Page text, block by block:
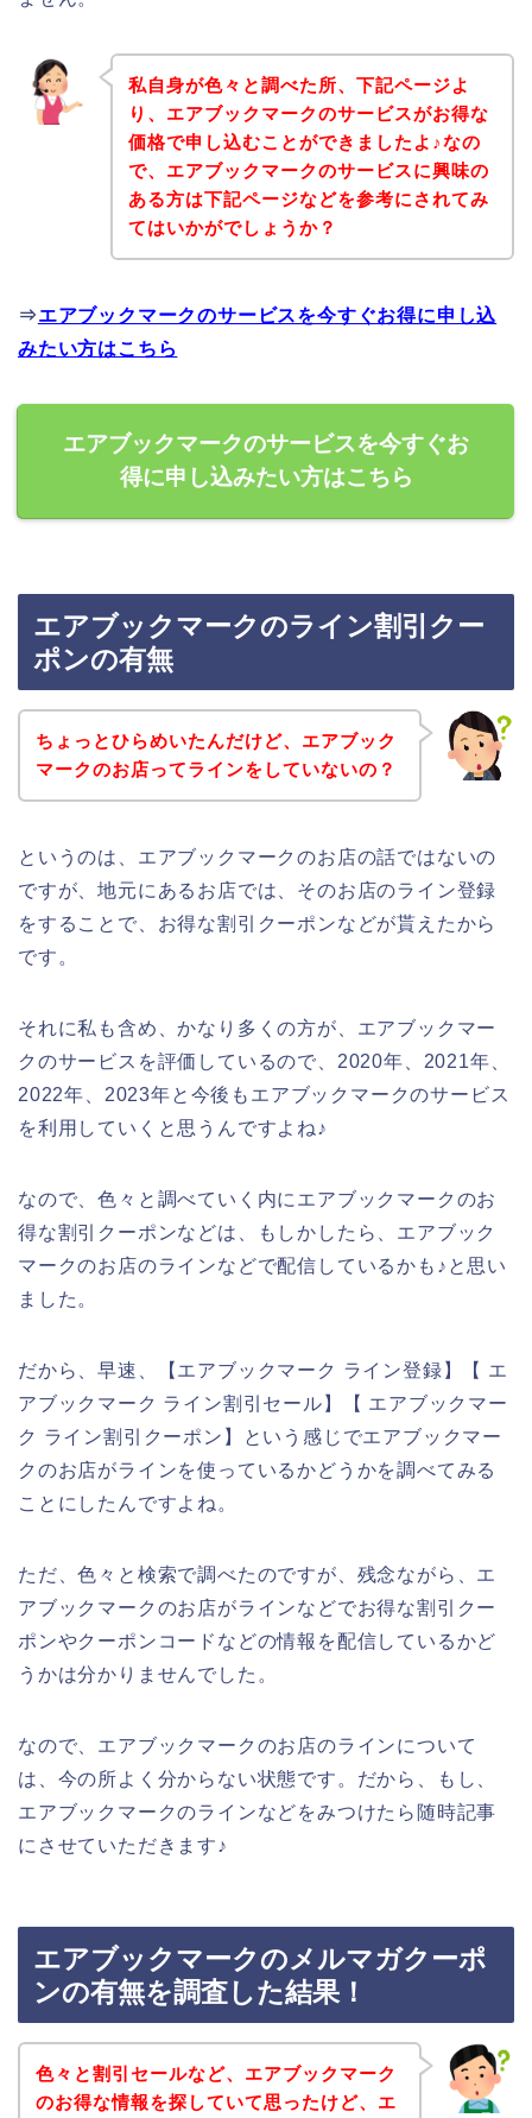
私自身が色々と調べた所、下記ページよ
り、エアブックマークのサービスがお得な
価格で申し込むことができましたよ♪なの
で、エアブックマークのサービスに興味の
ある方は下記ページなどを参考にされてみ
てはいかがでしょうか？
⇒エアブックマークのサービスを今すぐお得に申し込
みたい方はこちら
エアブックマークのサービスを今すぐお
得に申し込みたい方はこちら
エアブックマークのライン割引クー
ポンの有無
ちょっとひらめいたんだけど、エアブック
マークのお店ってラインをしていないの？
というのは、エアブックマークのお店の話ではないの
ですが、地元にあるお店では、そのお店のライン登録
をすることで、お得な割引クーポンなどが貰えたから
です。
それに私も含め、かなり多くの方が、エアブックマー
クのサービスを評価しているので、2020年、2021年、
2022年、2023年と今後もエアブックマークのサービス
を利用していくと思うんですよね♪
なので、色々と調べていく内にエアブックマークのお
得な割引クーポンなどは、もしかしたら、エアブック
マークのお店のラインなどで配信しているかも♪と思い
ました。
だから、早速、【エアブックマーク ライン登録】【 エ
アブックマーク ライン割引セール】【 エアブックマー
ク ライン割引クーポン】という感じでエアブックマー
クのお店がラインを使っているかどうかを調べてみる
ことにしたんですよね。
ただ、色々と検索で調べたのですが、残念ながら、エ
アブックマークのお店がラインなどでお得な割引クー
ポンやクーポンコードなどの情報を配信しているかど
うかは分かりませんでした。
なので、エアブックマークのお店のラインについて
は、今の所よく分からない状態です。だから、もし、
エアブックマークのラインなどをみつけたら随時記事
にさせていただきます♪
エアブックマークのメルマガクーポ
ンの有無を調査した結果！
色々と割引セールなど、エアブックマーク
のお得な情報を探していて思ったけど、エ